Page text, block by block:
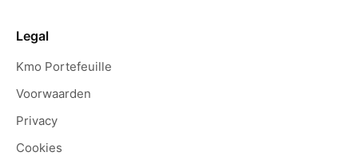
Legal
Kmo Portefeuille
Voorwaarden
Privacy
Cookies